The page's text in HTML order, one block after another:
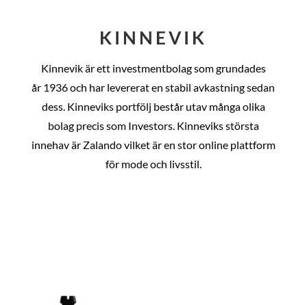
KINNEVIK
Kinnevik är ett investmentbolag som grundades
år 1936 och har levererat en stabil avkastning sedan
dess. Kinneviks portfölj består utav många olika
bolag precis som Investors. Kinneviks största
innehav är Zalando vilket är en stor online plattform
för mode och livsstil.